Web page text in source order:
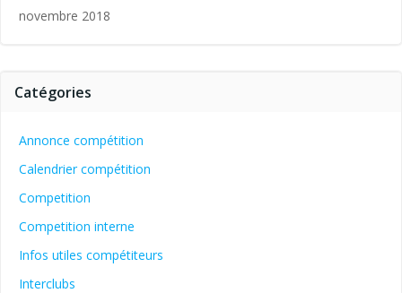
novembre 2018
Catégories
Annonce compétition
Calendrier compétition
Competition
Competition interne
Infos utiles compétiteurs
Interclubs